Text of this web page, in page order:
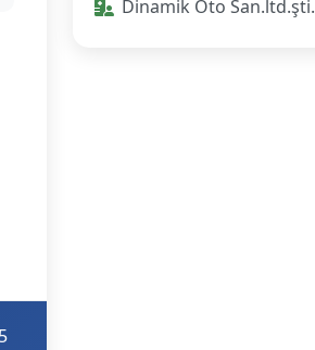
Dinamik Oto San.ltd.şti.